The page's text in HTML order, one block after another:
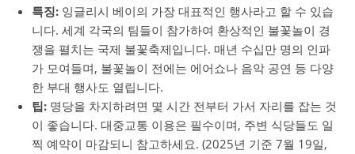
특징: 잉글리시 베이의 가장 대표적인 행사라고 할 수 있습
니다. 세계 각국의 팀들이 참가하여 환상적인 불꽃놀이 경
쟁을 펼치는 국제 불꽃축제입니다. 매년 수십만 명의 인파
가 모여들며, 불꽃놀이 전에는 에어쇼나 음악 공연 등 다양
한 부대 행사도 열립니다.
팁: 명당을 차지하려면 몇 시간 전부터 가서 자리를 잡는 것
이 좋습니다. 대중교통 이용은 필수이며, 주변 식당들도 일
찍 예약이 마감되니 참고하세요. (2025년 기준 7월 19일,